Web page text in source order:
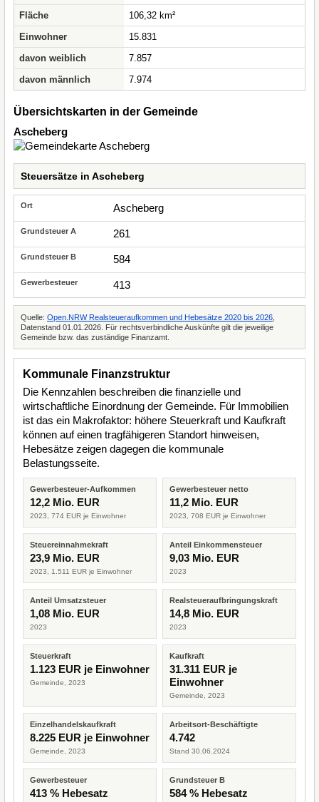
Fläche
106,32 km²
Einwohner
15.831
davon weiblich
7.857
davon männlich
7.974
Übersichtskarten in der Gemeinde
Ascheberg
Steuersätze in Ascheberg
Ascheberg
261
584
413
Quelle: Open.NRW Realsteueraufkommen und Hebesätze 2020 bis 2026
Datenstand 01.01.2026. Für rechtsverbindliche Auskünfte gilt die jeweilige
Gemeinde bzw. das zuständige Finanzamt.
Kommunale Finanzstruktur
Die Kennzahlen beschreiben die finanzielle und
wirtschaftliche Einordnung der Gemeinde. Für Immobilien
ist das ein Makrofaktor: höhere Steuerkraft und Kaufkraft
können auf einen tragfähigeren Standort hinweisen,
Hebesätze zeigen dagegen die kommunale
Belastungsseite.
Gewerbesteuer-Aufkommen
12,2 Mio. EUR
2023, 774 EUR je Einwohner
Gewerbesteuer netto
11,2 Mio. EUR
2023, 708 EUR je Einwohner
Steuereinnahmekraft
23,9 Mio. EUR
2023, 1.511 EUR je Einwohner
Anteil Einkommensteuer
9,03 Mio. EUR
2023
Anteil Umsatzsteuer
1,08 Mio. EUR
2023
Realsteueraufbringungskraft
14,8 Mio. EUR
2023
Steuerkraft
1.123 EUR je Einwohner
Gemeinde, 2023
Kaufkraft
31.311 EUR je
Einwohner
Gemeinde, 2023
Einzelhandelskaufkraft
8.225 EUR je Einwohner
Gemeinde, 2023
Arbeitsort-Beschäftigte
4.742
Stand 30.06.2024
Gewerbesteuer
413 % Hebesatz
Grundsteuer B
584 % Hebesatz